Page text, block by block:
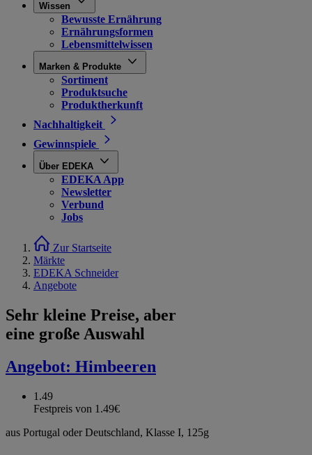
Wissen
Bewusste Ernährung
Ernährungsformen
Lebensmittelwissen
Marken & Produkte
Sortiment
Produktsuche
Produktherkunft
Nachhaltigkeit
Gewinnspiele
Über EDEKA
EDEKA App
Newsletter
Verbund
Jobs
Zur Startseite
Märkte
EDEKA Schneider
Angebote
Sehr kleine Preise, aber
eine große Auswahl
Angebot: Himbeeren
1.49
Festpreis von 1.49€
aus Portugal oder Deutschland, Klasse I, 125g